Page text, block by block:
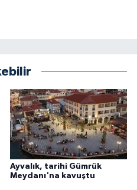
Ayvalık, tarihi Gümrük
Meydanı'na kavuştu